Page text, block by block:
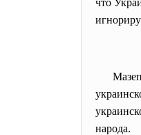
что
народа.